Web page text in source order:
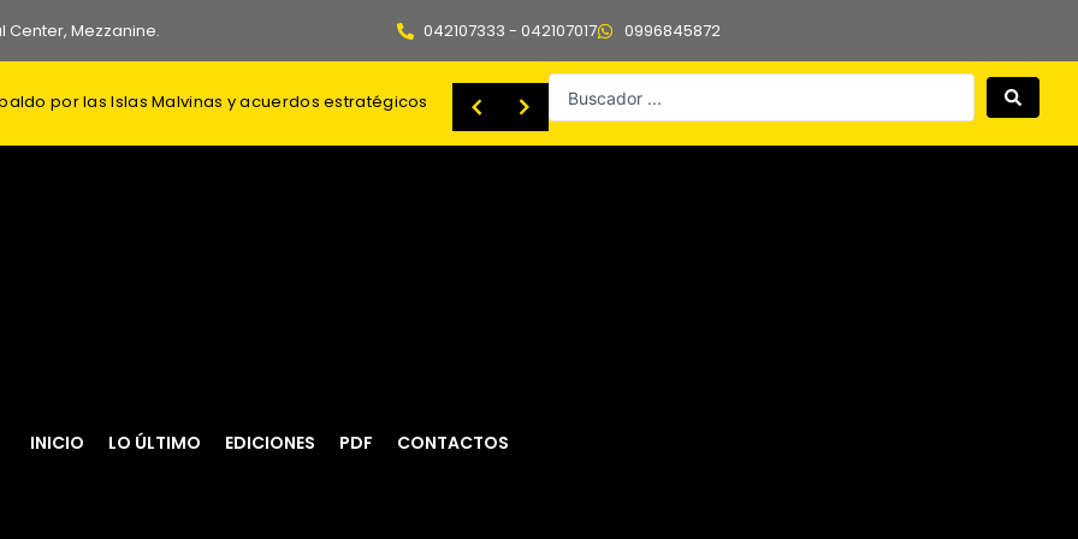
Center, Mezzanine. 042107333 - 042107017 0996845872
fallecidos, entre ellos un menor
Search
INICIO LO ÚLTIMO EDICIONES PDF CONTACTOS